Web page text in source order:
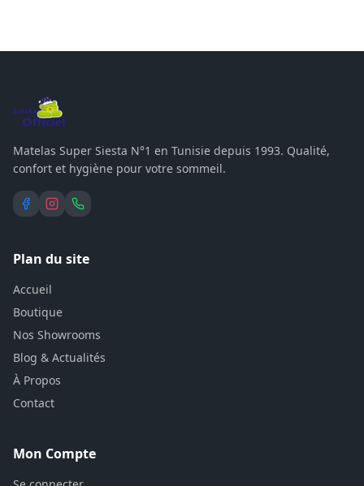
Matelas Super Siesta N°1 en Tunisie depuis 1993. Qualité,
Accueil
Boutique
Nos Showrooms
Blog & Actualités
À Propos